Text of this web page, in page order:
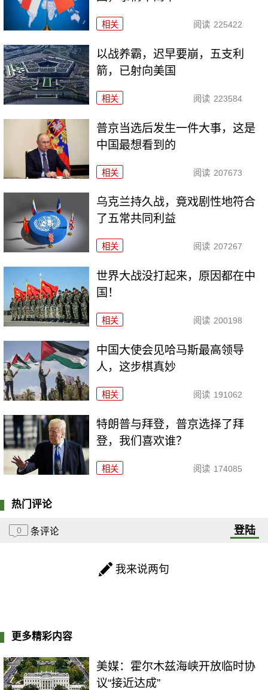
相关 阅读 225422
以战养霸，迟早要崩，五支利
箭，已射向美国
相关 阅读 223584
普京当选后发生一件大事，这是
中国最想看到的
相关 阅读 207673
乌克兰持久战，竟戏剧性地符合
了五常共同利益
相关 阅读 207267
世界大战没打起来，原因都在中
国！
相关 阅读 200198
中国大使会见哈马斯最高领导
人，这步棋真妙
相关 阅读 191062
特朗普与拜登，普京选择了拜
登，我们喜欢谁？
相关 阅读 174085
热门评论
0 条评论 登陆
我来说两句
更多精彩内容
美媒：霍尔木兹海峡开放临时协
议“接近达成”